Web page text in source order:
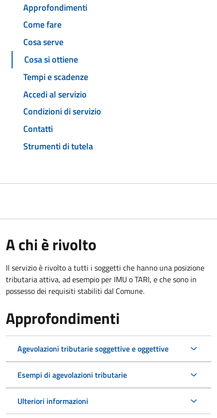
Approfondimenti
Come fare
Cosa serve
Cosa si ottiene
Tempi e scadenze
Accedi al servizio
Condizioni di servizio
Contatti
Strumenti di tutela
A chi è rivolto
Il servizio è rivolto a tutti i soggetti che hanno una posizione
tributaria attiva, ad esempio per IMU o TARI, e che sono in
possesso dei requisiti stabiliti dal Comune.
Approfondimenti
Agevolazioni tributarie soggettive e oggettive
Esempi di agevolazioni tributarie
Ulteriori informazioni